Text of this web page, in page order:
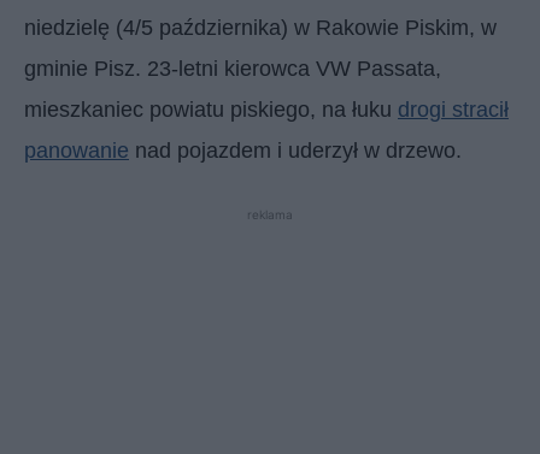
niedzielę (4/5 października) w Rakowie Piskim, w
gminie Pisz. 23-letni kierowca VW Passata,
mieszkaniec powiatu piskiego, na łuku drogi stracił
panowanie nad pojazdem i uderzył w drzewo.
reklama